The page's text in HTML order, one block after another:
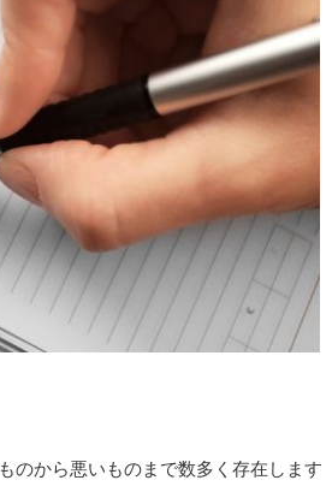
のから悪いものまで数多く存在します